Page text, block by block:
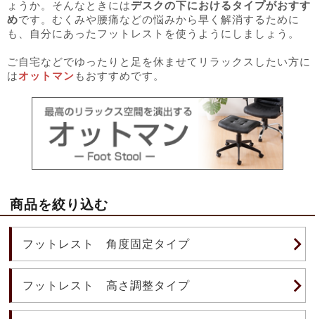
ょうか。そんなときにはデスクの下におけるタイプがおすす
めです。むくみや腰痛などの悩みから早く解消するために
も、自分にあったフットレストを使うようにしましょう。
ご自宅などでゆったりと足を休ませてリラックスしたい方に
はオットマン もおすすめです。
商品を絞り込む
フットレスト 角度固定タイプ
フットレスト 高さ調整タイプ